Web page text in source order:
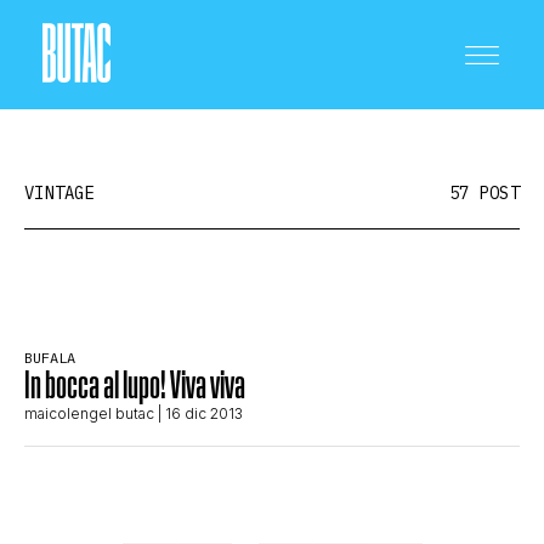
SCIENZA E TECNOLOGIA
VINTAGE 57 POST
BUFALA
In bocca al lupo! Viva viva
maicolengel butac | 16 dic 2013